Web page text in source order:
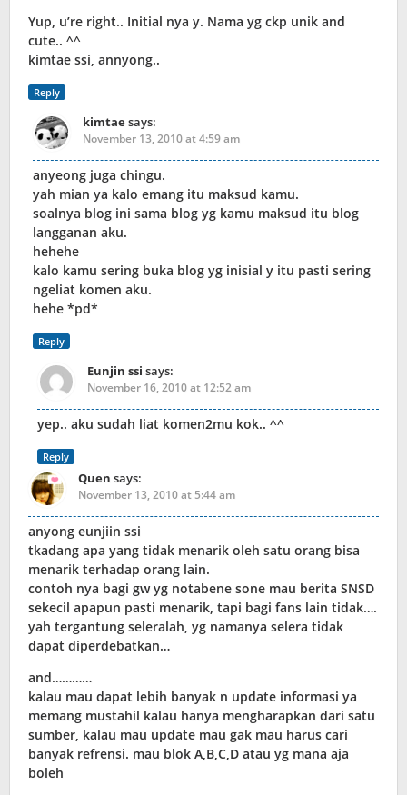
Yup, u’re right.. Initial nya y. Nama yg ckp unik and
cute.. ^^
kimtae ssi, annyong..
Reply
kimtaesays:
November 13, 2010 at 4:59 am
anyeong juga chingu.
yah mian ya kalo emang itu maksud kamu.
soalnya blog ini sama blog yg kamu maksud itu blog
langganan aku.
hehehe
kalo kamu sering buka blog yg inisial y itu pasti sering
ngeliat komen aku.
hehe *pd*
Reply
Eunjin ssi says:
November 16, 2010 at 12:52 am
yep.. aku sudah liat komen2mu kok.. ^^
Reply
Quen says:
November 13, 2010 at 5:44 am
anyong eunjiin ssi
tkadang apa yang tidak menarik oleh satu orang bisa
menarik terhadap orang lain.
contoh nya bagi gw yg notabene sone mau berita SNSD
sekecil apapun pasti menarik, tapi bagi fans lain tidak….
yah tergantung seleralah, yg namanya selera tidak
dapat diperdebatkan…
and…………
kalau mau dapat lebih banyak n update informasi ya
memang mustahil kalau hanya mengharapkan dari satu
sumber, kalau mau update mau gak mau harus cari
banyak refrensi. mau blok A,B,C,D atau yg mana aja
boleh